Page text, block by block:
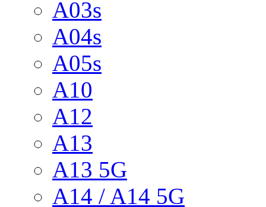
A03s
A04s
A05s
A10
A12
A13
A13 5G
A14 / A14 5G